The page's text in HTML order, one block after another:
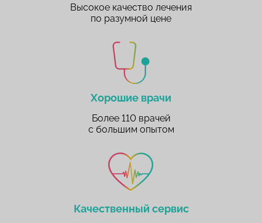
Высокое качество лечения
по разумной цене
Хорошие врачи
Более 110 врачей
с большим опытом
Качественный сервис